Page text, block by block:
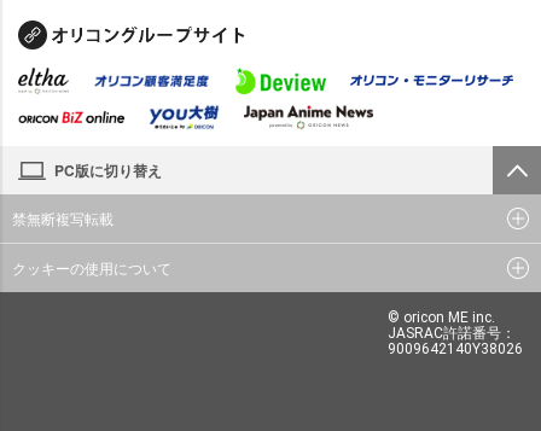
PC版に切り替え
禁無断複写転載
クッキーの使用について
© oricon ME inc.
JASRAC許諾番号：
9009642140Y38026